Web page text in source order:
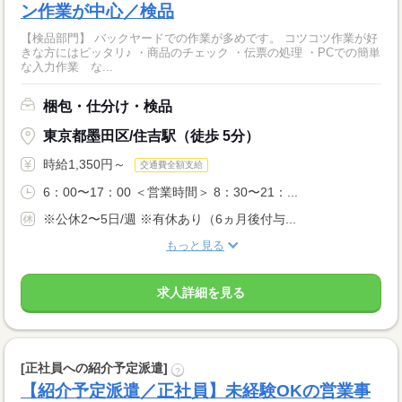
ン作業が中心／検品
【検品部門】 バックヤードでの作業が多めです。 コツコツ作業が好
きな方にはピッタリ♪ ・商品のチェック ・伝票の処理 ・PCでの簡単
な入力作業 な...
梱包・仕分け・検品
東京都墨田区/住吉駅（徒歩 5分）
時給1,350円～ 交通費全額支給
6：00〜17：00 ＜営業時間＞ 8：30〜21：...
※公休2〜5日/週 ※有休あり（6ヵ月後付与...
もっと見る
求人詳細を見る
[正社員への紹介予定派遣] ?
【紹介予定派遣／正社員】未経験OKの営業事